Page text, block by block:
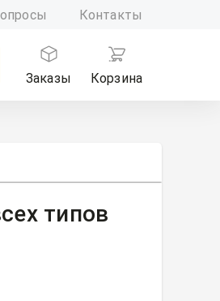
Контакты
Заказы
Корзина
типов